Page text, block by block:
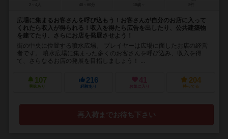
広場に集まるお客さんを呼び込もう！お客さんが自分のお店に入って
くれたら収入が得られる！収入を得たら広告を出したり、公共建築物
を建てたり、さらにお店を発展させよう！
街の中央に位置する噴水広場。 プレイヤーは広場に面したお店の経営
者です。 噴水広場に集まった多くのお客さんを呼び込み、収入を得
て、さらなるお店の発展を目指しましょう！ ...
107
興味あり
216
経験あり
41
お気に入り
204
持ってる
再入荷までお待ち下さい